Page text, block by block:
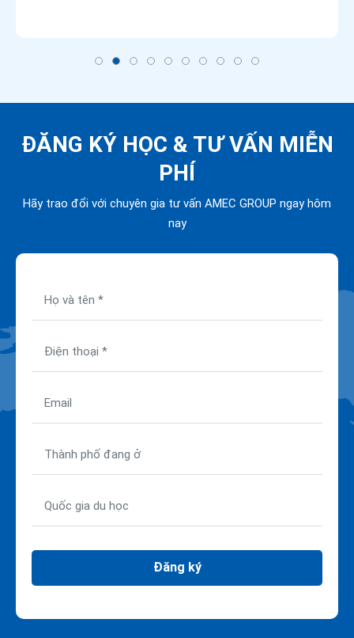
ĐĂNG KÝ HỌC & TƯ VẤN MIỄN
PHÍ
Hãy trao đổi với chuyên gia tư vấn AMEC GROUP ngay hôm
nay
Đăng ký